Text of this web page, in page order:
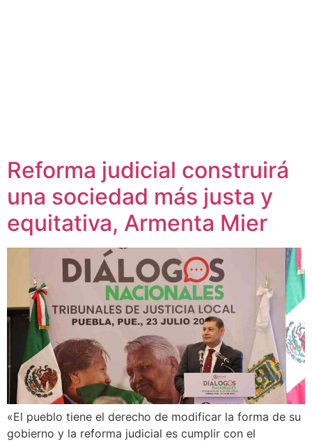
Reforma judicial construirá
una sociedad más justa y
equitativa, Armenta Mier
«El pueblo tiene el derecho de modificar la forma de su
gobierno y la reforma judicial es cumplir con el